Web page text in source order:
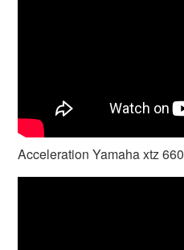
Acceleration Yamaha xtz 660